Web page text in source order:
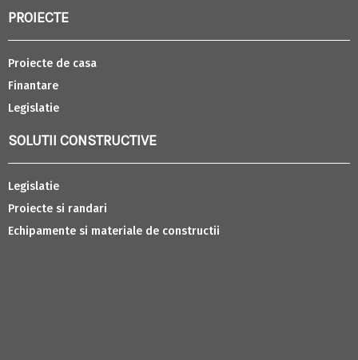
PROIECTE
Proiecte de casa
Finantare
Legislatie
SOLUTII CONSTRUCTIVE
Legislatie
Proiecte si randari
Echipamente si materiale de constructii